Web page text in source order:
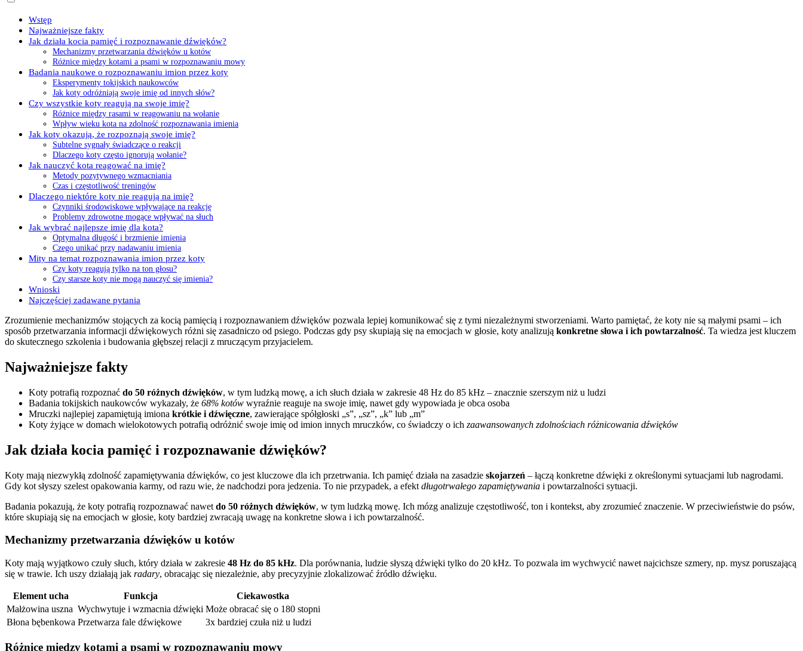
Wstęp
Najważniejsze fakty
Jak działa kocia pamięć i rozpoznawanie dźwięków?
Mechanizmy przetwarzania dźwięków u kotów
Różnice między kotami a psami w rozpoznawaniu mowy
Badania naukowe o rozpoznawaniu imion przez koty
Eksperymenty tokijskich naukowców
Jak koty odróżniają swoje imię od innych słów?
Czy wszystkie koty reagują na swoje imię?
Różnice między rasami w reagowaniu na wołanie
Wpływ wieku kota na zdolność rozpoznawania imienia
Jak koty okazują, że rozpoznają swoje imię?
Subtelne sygnały świadczące o reakcji
Dlaczego koty często ignorują wołanie?
Jak nauczyć kota reagować na imię?
Metody pozytywnego wzmacniania
Czas i częstotliwość treningów
Dlaczego niektóre koty nie reagują na imię?
Czynniki środowiskowe wpływające na reakcję
Problemy zdrowotne mogące wpływać na słuch
Jak wybrać najlepsze imię dla kota?
Optymalna długość i brzmienie imienia
Czego unikać przy nadawaniu imienia
Mity na temat rozpoznawania imion przez koty
Czy koty reagują tylko na ton głosu?
Czy starsze koty nie mogą nauczyć się imienia?
Wnioski
Najczęściej zadawane pytania
Zrozumienie mechanizmów stojących za kocią pamięcią i rozpoznawaniem dźwięków pozwala lepiej komunikować się z tymi niezależnymi stworzeniami. Warto pamiętać, że koty nie są małymi psami – ich
sposób przetwarzania informacji dźwiękowych różni się zasadniczo od psiego. Podczas gdy psy skupiają się na emocjach w głosie, koty analizują konkretne słowa i ich powtarzalność. Ta wiedza jest kluczem
do skutecznego szkolenia i budowania głębszej relacji z mruczącym przyjacielem.
Najważniejsze fakty
Koty potrafią rozpoznać do 50 różnych dźwięków, w tym ludzką mowę, a ich słuch działa w zakresie 48 Hz do 85 kHz – znacznie szerszym niż u ludzi
Badania tokijskich naukowców wykazały, że 68% kotów wyraźnie reaguje na swoje imię, nawet gdy wypowiada je obca osoba
Mruczki najlepiej zapamiętują imiona krótkie i dźwięczne, zawierające spółgłoski „s”, „sz”, „k” lub „m”
Koty żyjące w domach wielokotowych potrafią odróżnić swoje imię od imion innych mruczków, co świadczy o ich zaawansowanych zdolnościach różnicowania dźwięków
Jak działa kocia pamięć i rozpoznawanie dźwięków?
Koty mają niezwykłą zdolność zapamiętywania dźwięków, co jest kluczowe dla ich przetrwania. Ich pamięć działa na zasadzie skojarzeń – łączą konkretne dźwięki z określonymi sytuacjami lub nagrodami.
Gdy kot słyszy szelest opakowania karmy, od razu wie, że nadchodzi pora jedzenia. To nie przypadek, a efekt długotrwałego zapamiętywania i powtarzalności sytuacji.
Badania pokazują, że koty potrafią rozpoznawać nawet do 50 różnych dźwięków, w tym ludzką mowę. Ich mózg analizuje częstotliwość, ton i kontekst, aby zrozumieć znaczenie. W przeciwieństwie do psów,
które skupiają się na emocjach w głosie, koty bardziej zwracają uwagę na konkretne słowa i ich powtarzalność.
Mechanizmy przetwarzania dźwięków u kotów
Koty mają wyjątkowo czuły słuch, który działa w zakresie 48 Hz do 85 kHz. Dla porównania, ludzie słyszą dźwięki tylko do 20 kHz. To pozwala im wychwycić nawet najcichsze szmery, np. mysz poruszającą
się w trawie. Ich uszy działają jak radary, obracając się niezależnie, aby precyzyjnie zlokalizować źródło dźwięku.
Element ucha Funkcja
Ciekawostka
Małżowina uszna Wychwytuje i wzmacnia dźwięki Może obracać się o 180 stopni
Błona bębenkowa Przetwarza fale dźwiękowe 3x bardziej czuła niż u ludzi
Różnice między kotami a psami w rozpoznawaniu mowy